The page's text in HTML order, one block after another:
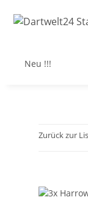
Neu !!!
Zurück zur